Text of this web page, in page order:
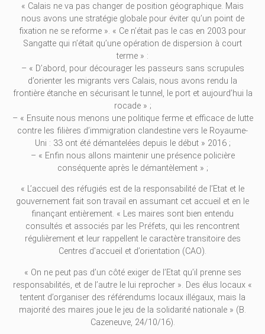
« Calais ne va pas changer de position géographique. Mais
nous avons une stratégie globale pour éviter qu’un point de
fixation ne se reforme ». « Ce n’était pas le cas en 2003 pour
Sangatte qui n’était qu’une opération de dispersion à court
terme » :
– « D’abord, pour décourager les passeurs sans scrupules
d’orienter les migrants vers Calais, nous avons rendu la
frontière étanche en sécurisant le tunnel, le port et aujourd’hui la
rocade » ;
– « Ensuite nous menons une politique ferme et efficace de lutte
contre les filières d’immigration clandestine vers le Royaume-
Uni : 33 ont été démantelées depuis le début » 2016 ;
– « Enfin nous allons maintenir une présence policière
conséquente après le démantèlement » ;
« L’accueil des réfugiés est de la responsabilité de l’Etat et le
gouvernement fait son travail en assumant cet accueil et en le
finançant entièrement. « Les maires sont bien entendu
consultés et associés par les Préfets, qui les rencontrent
régulièrement et leur rappellent le caractère transitoire des
Centres d’accueil et d’orientation (CAO).
« On ne peut pas d’un côté exiger de l’Etat qu’il prenne ses
responsabilités, et de l’autre le lui reprocher ». Des élus locaux «
tentent d’organiser des référendums locaux illégaux, mais la
majorité des maires joue le jeu de la solidarité nationale » (B.
Cazeneuve, 24/10/16).